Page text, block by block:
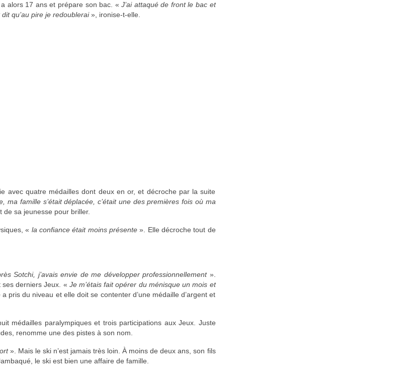
alors 17 ans et prépare son bac. «J’ai attaqué de front le bac et
qu’au pire je redoublerai», ironise-t-elle.
avec quatre médailles dont deux en or, et décroche par la suite
ma famille s’était déplacée, c’était une des premières fois où ma
de sa jeunesse pour briller.
« la confiance était moins présente». Elle décroche tout de
Sotchi, j’avais envie de me développer professionnellement ».
derniers Jeux. « Je m’étais fait opérer du ménisque un mois et
pris du niveau et elle doit se contenter d’une médaille d’argent et
médailles paralympiques et trois participations aux Jeux. Juste
renomme une des pistes à son nom.
». Mais le ski n’est jamais très loin. À moins de deux ans, son fils
le ski est bien une affaire de famille.